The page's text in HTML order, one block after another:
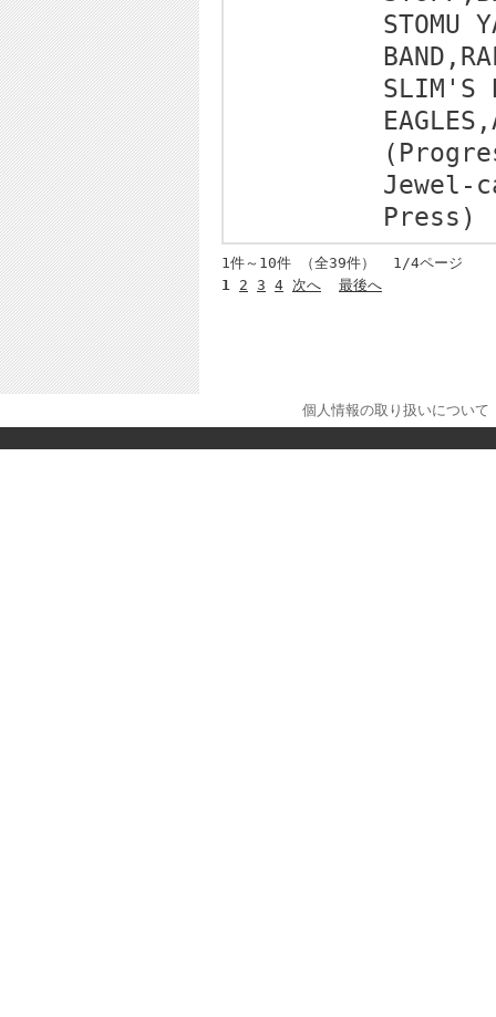
STOMU
SLIM'S
Jewel-
Press)
1件～10件 （全39件） 1/4ページ
1 2 3 4 次へ 最後へ
個人情報の取り扱いについて